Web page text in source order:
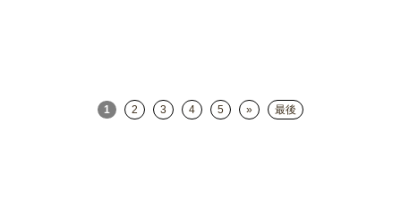
1 2 3 4 5 » 最後